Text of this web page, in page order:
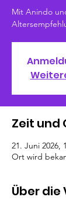
Mit Anindo
Zeit und
21. Juni 2026,
Ort wird
Über